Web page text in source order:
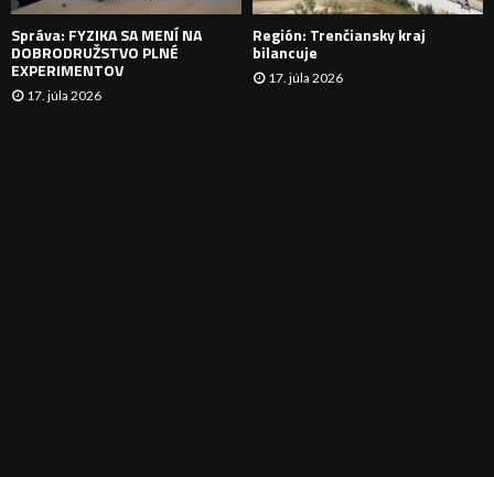
E
Správa: FYZIKA SA MENÍ NA
DOBRODRUŽSTVO PLNÉ
EXPERIMENTOV
17. júla 2026
Región: Trenčiansky kraj
bilancuje
17. júla 2026